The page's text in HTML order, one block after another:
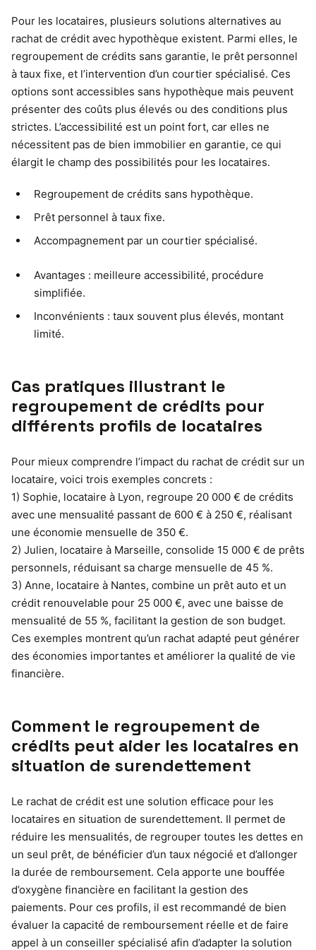
Pour les locataires, plusieurs solutions alternatives au
rachat de crédit avec hypothèque existent. Parmi elles, le
regroupement de crédits sans garantie, le prêt personnel
à taux fixe, et l’intervention d’un courtier spécialisé. Ces
options sont accessibles sans hypothèque mais peuvent
présenter des coûts plus élevés ou des conditions plus
strictes. L’accessibilité est un point fort, car elles ne
nécessitent pas de bien immobilier en garantie, ce qui
élargit le champ des possibilités pour les locataires.
Regroupement de crédits sans hypothèque.
Prêt personnel à taux fixe.
Accompagnement par un courtier spécialisé.
Avantages : meilleure accessibilité, procédure
simplifiée.
Inconvénients : taux souvent plus élevés, montant
limité.
Cas pratiques illustrant le
regroupement de crédits pour
différents profils de locataires
Pour mieux comprendre l’impact du rachat de crédit sur un
locataire, voici trois exemples concrets :
1) Sophie, locataire à Lyon, regroupe 20 000 € de crédits
avec une mensualité passant de 600 € à 250 €, réalisant
une économie mensuelle de 350 €.
2) Julien, locataire à Marseille, consolide 15 000 € de prêts
personnels, réduisant sa charge mensuelle de 45 %.
3) Anne, locataire à Nantes, combine un prêt auto et un
crédit renouvelable pour 25 000 €, avec une baisse de
mensualité de 55 %, facilitant la gestion de son budget.
Ces exemples montrent qu’un rachat adapté peut générer
des économies importantes et améliorer la qualité de vie
financière.
Comment le regroupement de
crédits peut aider les locataires en
situation de surendettement
Le rachat de crédit est une solution efficace pour les
locataires en situation de surendettement. Il permet de
réduire les mensualités, de regrouper toutes les dettes en
un seul prêt, de bénéficier d’un taux négocié et d’allonger
la durée de remboursement. Cela apporte une bouffée
d’oxygène financière en facilitant la gestion des
paiements. Pour ces profils, il est recommandé de bien
évaluer la capacité de remboursement réelle et de faire
appel à un conseiller spécialisé afin d’adapter la solution